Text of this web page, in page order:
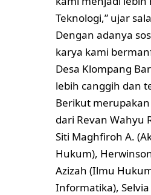
Teknologi,” ujar
Dengan adanya
karya kami
Desa Klompang
lebih canggih dan
Berikut merupakan
dari Revan Wahyu
Siti Maghfiroh A.
Hukum),
Azizah (Ilmu
Informatika),